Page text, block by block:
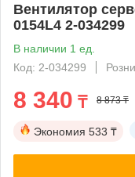
Вентилятор
0154L4 2-034299
В наличии 1 ед.
Код: 2-034299
8 340 ₸ 8 873 ₸
Экономия 533 ₸